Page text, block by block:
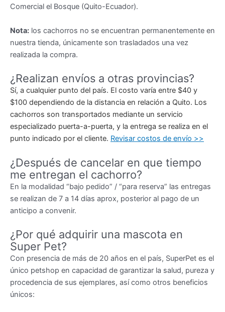
Comercial el Bosque (Quito-Ecuador).
Nota: los cachorros no se encuentran permanentemente en
nuestra tienda, únicamente son trasladados una vez
realizada la compra.
¿Realizan envíos a otras provincias?
Sí, a cualquier punto del país. El costo varía entre $40 y
$100 dependiendo de la distancia en relación a Quito. Los
cachorros son transportados mediante un servicio
especializado puerta-a-puerta, y la entrega se realiza en el
punto indicado por el cliente. Revisar costos de envío >>
¿Después de cancelar en que tiempo
me entregan el cachorro?
En la modalidad “bajo pedido” / “para reserva” las entregas
se realizan de 7 a 14 días aprox, posterior al pago de un
anticipo a convenir.
¿Por qué adquirir una mascota en
Super Pet?
Con presencia de más de 20 años en el país, SuperPet es el
único petshop en capacidad de garantizar la salud, pureza y
procedencia de sus ejemplares, así como otros beneficios
únicos: